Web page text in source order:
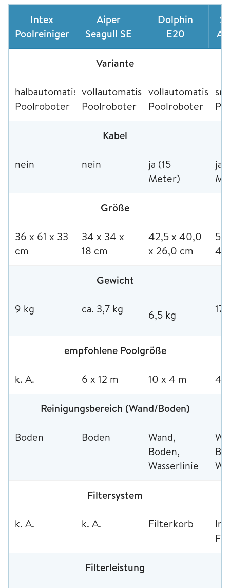
Intex
Poolreiniger
Aiper
Seagull SE
Dolphin
E20
Variante
halbautomatischer
Poolroboter
vollautomatischer
Poolroboter
vollautomatischer
Poolroboter
Kabel
nein nein
ja (15
Meter)
ja
Größe
36 x 61 x 33
cm
34 x 34 x
18 cm
42,5 x 40,0
x 26,0 cm
50
45
Gewicht
9 kg ca. 3,7 kg 6,5 kg 17
empfohlene Poolgröße
k. A. 6 x 12 m 10 x 4 m 4
Reinigungsbereich (Wand/Boden)
Boden Boden
Wand,
Boden,
Wasserlinie
Filtersystem
k. A. k. A. Filterkorb
Filterleistung